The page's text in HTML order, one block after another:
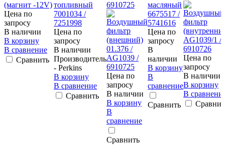
Цена по
запросу
В наличии
В корзину
В сравнение
Сравнить
Цена по
запросу
В наличии
Производитель
- Perkins
В корзину
В сравнение
Сравнить
6910725
Цена по
запросу
В наличии
В корзину
В
сравнение
Сравнить
Цена по
запросу
В
наличии
В корзину
В
сравнение
Сравнить
Цена по
запросу
В наличии
В корзину
В